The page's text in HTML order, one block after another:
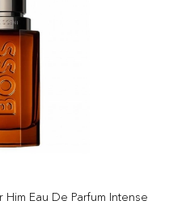
Eau De Parfum Intense